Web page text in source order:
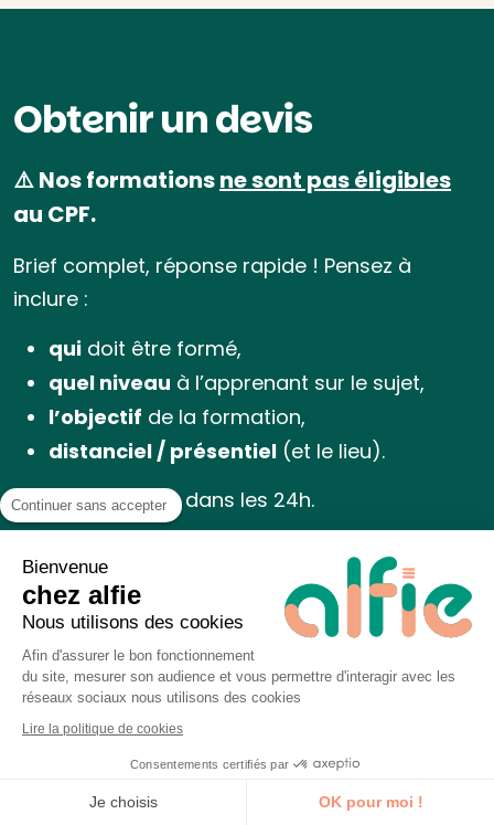
Obtenir un devis
⚠️ Nos formationsne sont pas éligibles
au CPF.
Brief complet, réponse rapide ! Pensez à
inclure :
qui doit être formé,
quel niveau à l’apprenant sur le sujet,
l’objectif de la formation,
distanciel / présentiel (et le lieu).
On vous rappelle dans les 24h.
♿ Public en situation de handicap, nous écrire à
bonjour@alfieformation.com
Message
Continuer sans accepter
Bienvenue
chez alfie
Nous utilisons des cookies
Afin d'assurer le bon fonctionnement
du site, mesurer son audience et vous permettre d'interagir avec les
réseaux sociaux nous utilisons des cookies
Lire la politique de cookies
Consentements certifiés par
Je choisis OK pour moi !